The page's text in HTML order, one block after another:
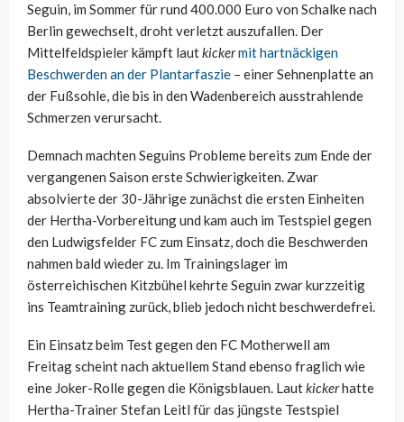
Seguin, im Sommer für rund 400.000 Euro von Schalke nach
Berlin gewechselt, droht verletzt auszufallen. Der
Mittelfeldspieler kämpft lautkickermit hartnäckigen
Beschwerden an der Plantarfaszie – einer Sehnenplatte an
der Fußsohle, die bis in den Wadenbereich ausstrahlende
Schmerzen verursacht.
Demnach machten Seguins Probleme bereits zum Ende der
vergangenen Saison erste Schwierigkeiten. Zwar
absolvierte der 30-Jährige zunächst die ersten Einheiten
der Hertha-Vorbereitung und kam auch im Testspiel gegen
den Ludwigsfelder FC zum Einsatz, doch die Beschwerden
nahmen bald wieder zu. Im Trainingslager im
österreichischen Kitzbühel kehrte Seguin zwar kurzzeitig
ins Teamtraining zurück, blieb jedoch nicht beschwerdefrei.
Ein Einsatz beim Test gegen den FC Motherwell am
Freitag scheint nach aktuellem Stand ebenso fraglich wie
eine Joker-Rolle gegen die Königsblauen. Lautkickerhatte
Hertha-Trainer Stefan Leitl für das jüngste Testspiel